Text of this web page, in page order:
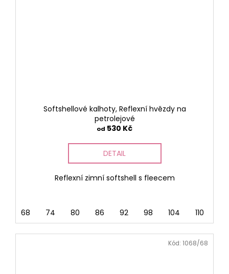
Softshellové kalhoty, Reflexní hvězdy na
petrolejové
od 530 Kč
DETAIL
Reflexní zimní softshell s fleecem
68 74 80 86 92 98 104 110
Kód: 1068/68